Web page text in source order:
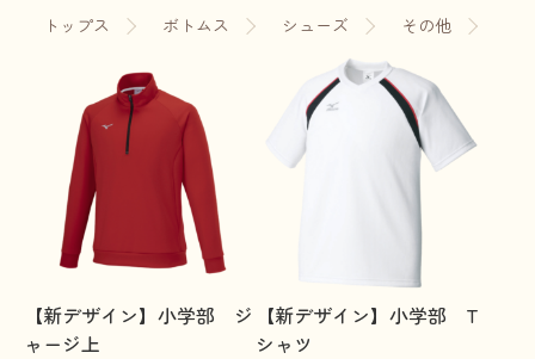
トップス ボトムス シューズ その他
【新デザイン】小学部 ジ
ャージ上
【新デザイン】小学部 T
シャツ